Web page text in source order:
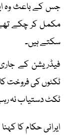
جس کے باعث وہ
مکمل کر چکے
سکتے ہیں۔
فیڈریشن کے
ٹکٹوں کی فروخت
ٹکٹ دستیاب نہ
ایرانی حکام کا